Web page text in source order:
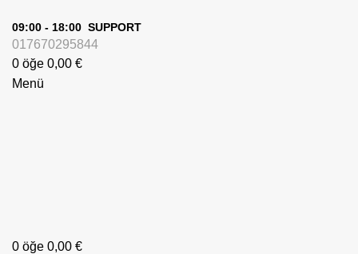
09:00 - 18:00 SUPPORT
017670295844
0 öğe 0,00 €
Menü
0 öğe 0,00 €